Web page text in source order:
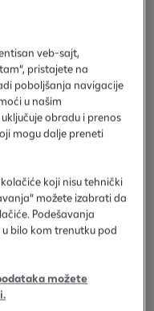
veb-sajt,
pristajete na
poboljšanja navigacije
u našim
obradu i prenos
mogu dalje preneti
koji nisu tehnički
možete izabrati da
Podešavanja
bilo kom trenutku pod
možete